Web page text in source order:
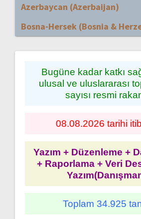
Azerbaycan (Azerbaijan)
Bosna-Hersek (Bosnia &
Bugüne kadar katkı
ulusal ve uluslararası
sayısı resmi
08.08.2026 tarihi
Yazım + Düzenleme +
+ Raporlama + Veri
Toplam 34.925